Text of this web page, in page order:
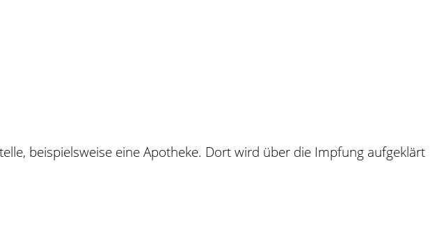
beispielsweise eine Apotheke. Dort wird über die Impfung aufgeklärt